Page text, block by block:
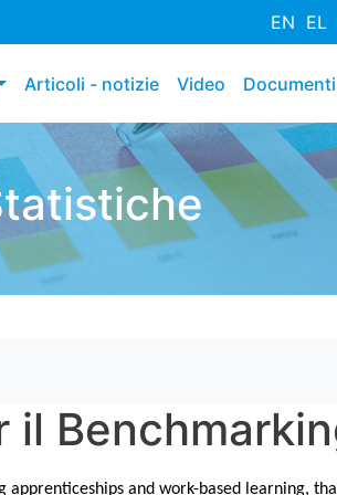
al
principale
EN EL
Articoli - notizie Video Documenti
and work-based learning,